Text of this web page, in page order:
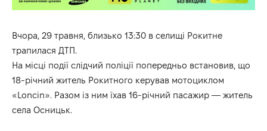
Вчора, 29 травня, близько 13:30 в селищі Рокитне
трапилася ДТП.
На місці події слідчий поліції попередньо встановив, що
18-річний житель Рокитного керував мотоциклом
«Loncin». Разом із ним їхав 16-річний пасажир — житель
села Осницьк.